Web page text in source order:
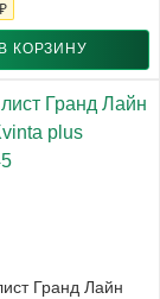
В КОРЗИНУ
Гранд Лайн